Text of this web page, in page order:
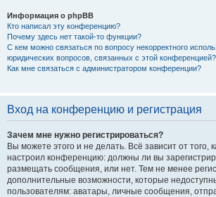
Информация о phpBB
Кто написал эту конференцию?
Почему здесь нет такой-то функции?
С кем можно связаться по вопросу некорректного
юридических вопросов, связанных с этой конференцией?
Как мне связаться с администратором конференции?
Вход на конференцию и регистрация
Зачем мне нужно регистрироваться?
Вы можете этого и не делать. Всё зависит от того,
настроил конференцию: должны ли вы
размещать сообщения, или нет. Тем не менее
дополнительные возможности, которые
пользователям: аватары, личные сообщения,